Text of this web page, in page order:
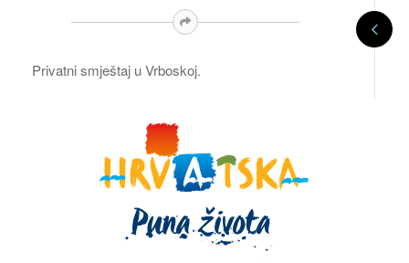
Privatni smještaj u Vrboskoj.